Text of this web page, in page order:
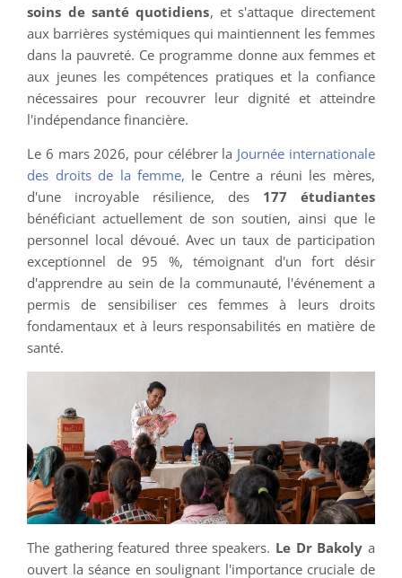
soins de santé quotidiens, et s'attaque directement
aux barrières systémiques qui maintiennent les femmes
dans la pauvreté. Ce programme donne aux femmes et
aux jeunes les compétences pratiques et la confiance
nécessaires pour recouvrer leur dignité et atteindre
l'indépendance financière.
Le 6 mars 2026, pour célébrer la Journée internationale
des droits de la femme, le Centre a réuni les mères,
d'une incroyable résilience, des 177 étudiantes
bénéficiant actuellement de son soutien, ainsi que le
personnel local dévoué. Avec un taux de participation
exceptionnel de 95 %, témoignant d'un fort désir
d'apprendre au sein de la communauté, l'événement a
permis de sensibiliser ces femmes à leurs droits
fondamentaux et à leurs responsabilités en matière de
santé.
The gathering featured three speakers. Le Dr Bakoly a
ouvert la séance en soulignant l'importance cruciale de